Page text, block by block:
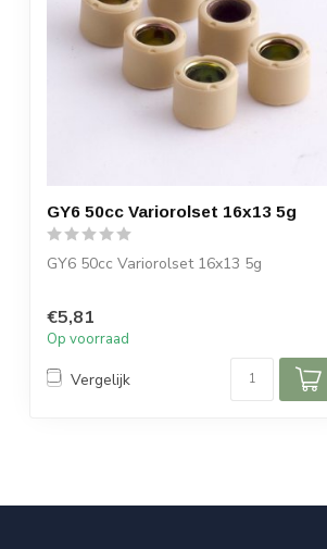
GY6 50cc Variorolset 16x13 5g
GY6 50cc Variorolset 16x13 5g
€5,81
Op voorraad
Vergelijk